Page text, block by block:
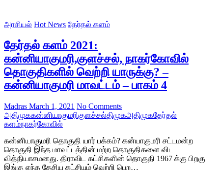
அரசியல் Hot News தேர்தல் களம்
தேர்தல் களம் 2021:
கன்னியாகுமரி,குளச்சல், நாகர்கோவில்
தொகுதிகளில் வெற்றி யாருக்கு? –
கன்னியாகுமரி மாவட்டம் – பாகம் 4
Madras March 1, 2021 No Comments
அதிமுககன்னியாகுமரிகுளச்சல்திமுகஅதிமுகதேர்தல்
களம்நாகர்கோவில்
கன்னியாகுமரி தொகுதி யார் பக்கம்? கன்யாகுமரி சட்டமன்ற
தொகுதி இந்த மாவட்டத்தின் மற்ற தொகுதிகளை விட
வித்தியாசமனது. திராவிட கட்சிகளின் தொகுதி 1967 க்கு பிறகு
இங்கு எந்த தேசிய கட்சியும் வெற்றி பெற…